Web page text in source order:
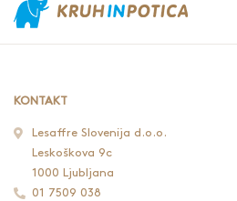
KONTAKT
Lesaffre Slovenija d.o.o.
Leskoškova 9c
1000 Ljubljana
01 7509 038